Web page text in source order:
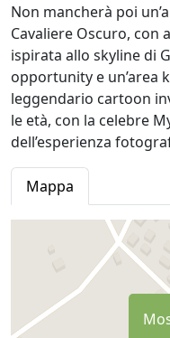
Non mancherà poi
Cavaliere Oscuro,
ispirata allo skyline di
opportunity e un’area
leggendario cartoon
le età, con la celebre
dell’esperienza
Mappa